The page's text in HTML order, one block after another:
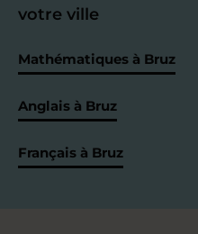
votre ville
Mathématiques à Bruz
Anglais à Bruz
Français à Bruz